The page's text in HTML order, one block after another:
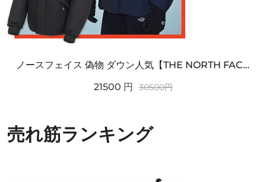
ノースフェイス 偽物 ダウン人気【THE NORTH FACE】M'S 7 SUMMIT HIM...
21500 円 30500円
売れ筋ランキング